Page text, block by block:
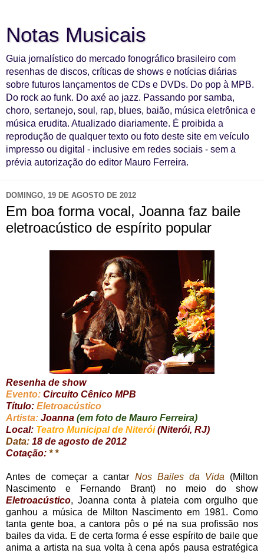
Notas Musicais
Guia jornalístico do mercado fonográfico brasileiro com
resenhas de discos, críticas de shows e notícias diárias
sobre futuros lançamentos de CDs e DVDs. Do pop à MPB.
Do rock ao funk. Do axé ao jazz. Passando por samba,
choro, sertanejo, soul, rap, blues, baião, música eletrônica e
música erudita. Atualizado diariamente. É proibida a
reprodução de qualquer texto ou foto deste site em veículo
impresso ou digital - inclusive em redes sociais - sem a
prévia autorização do editor Mauro Ferreira.
DOMINGO, 19 DE AGOSTO DE 2012
Em boa forma vocal, Joanna faz baile
eletroacústico de espírito popular
Resenha de show
Evento: Circuito Cênico MPB
Título: Eletroacústico
Artista: Joanna (em foto de Mauro Ferreira)
Local: Teatro Municipal de Niterói(Niterói, RJ)
Data: 18 de agosto de 2012
Cotação: * *
Antes de começar a cantar Nos Bailes da Vida (Milton
Nascimento e Fernando Brant) no meio do show
Eletroacústico, Joanna conta à plateia com orgulho que
ganhou a música de Milton Nascimento em 1981. Como
tanta gente boa, a cantora pôs o pé na sua profissão nos
bailes da vida. E de certa forma é esse espírito de baile que
anima a artista na sua volta à cena após pausa estratégica